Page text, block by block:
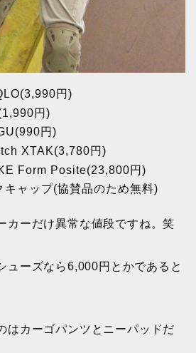
円)
円)
円)
XTAK(3,780円)
Form Posite(23,800円)
キャップ(協賛品のため無料)
カーだけ異常な値段ですね。笑
ューズなら6,000円とかであると
はカーゴパンツとニーパッドだ